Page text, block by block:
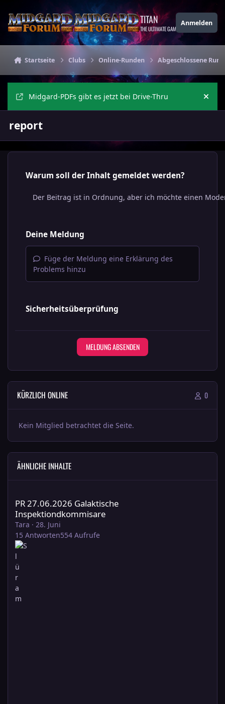
TITAN
THE ULTIMATE GAMING THEME
Anmelden
Startseite Clubs Online-Runden Abgeschlossene
Midgard-PDFs gibt es jetzt bei Drive-Thru
report
Warum soll der Inhalt gemeldet werden?
Deine Meldung
Füge der Meldung eine Erklärung des
Problems hinzu
Sicherheitsüberprüfung
MELDUNG ABSENDEN
KÜRZLICH ONLINE 0
Kein Mitglied betrachtet die Seite.
ÄHNLICHE INHALTE
PR 27.06.2026 Galaktische
Inspektiondkommisare
Tara · 28. Juni
15 Antworten554 Aufrufe